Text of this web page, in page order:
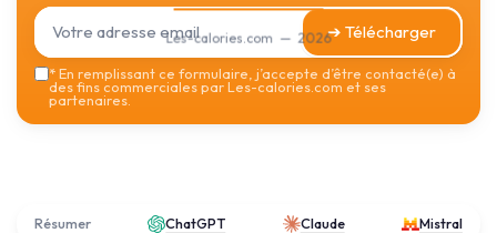
Les-calories.com — 2026➔ Télécharger
*En remplissant ce formulaire, j’accepte d’être contacté(e) à
des fins commerciales par Les-calories.com et ses
partenaires.
Résumer ChatGPT Claude Mistral